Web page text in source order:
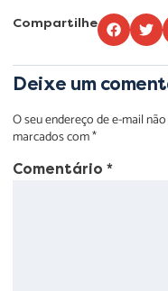
Compartilhe
Deixe um
O seu endereço de e-mail
marcados com*
Comentário *